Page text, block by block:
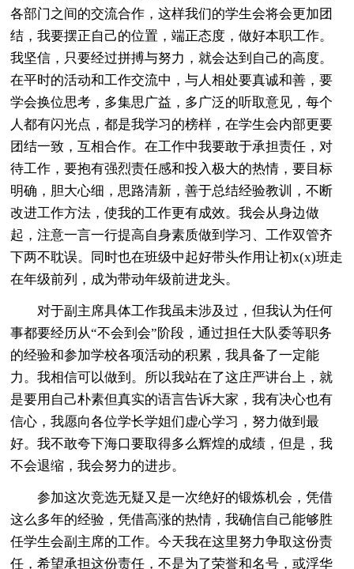
各部门之间的交流合作，这样我们的学生会将会更加团
结，我要摆正自己的位置，端正态度，做好本职工作。
我坚信，只要经过拼搏与努力，就会达到自己的高度。
在平时的活动和工作交流中，与人相处要真诚和善，要
学会换位思考，多集思广益，多广泛的听取意见，每个
人都有闪光点，都是我学习的榜样，在学生会内部更要
团结一致，互相合作。在工作中我要敢于承担责任，对
待工作，要抱有强烈责任感和投入极大的热情，要目标
明确，胆大心细，思路清新，善于总结经验教训，不断
改进工作方法，使我的工作更有成效。我会从身边做
起，注意一言一行提高自身素质做到学习、工作双管齐
下两不耽误。同时也在班级中起好带头作用让初x(x)班走
在年级前列，成为带动年级前进龙头。
对于副主席具体工作我虽未涉及过，但我认为任何
事都要经历从“不会到会”阶段，通过担任大队委等职务
的经验和参加学校各项活动的积累，我具备了一定能
力。我相信可以做到。所以我站在了这庄严讲台上，就
是要用自己朴素但真实的语言告诉大家，我有决心也有
信心，我愿向各位学长学姐们虚心学习，努力做到最
好。我不敢夸下海口要取得多么辉煌的成绩，但是，我
不会退缩，我会努力的进步。
参加这次竞选无疑又是一次绝好的锻炼机会，凭借
这么多年的经验，凭借高涨的热情，我确信自己能够胜
任学生会副主席的工作。今天我在这里努力争取这份责
任，希望承担这份责任，不是为了荣誉和名号，或浮华